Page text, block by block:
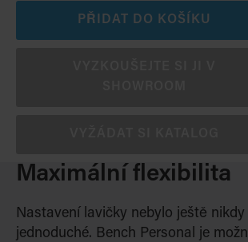
PŘIDAT DO KOŠÍKU
Maximální flexibilita
Nastavení lavičky nebylo ještě
jednoduché. Bench Personal je